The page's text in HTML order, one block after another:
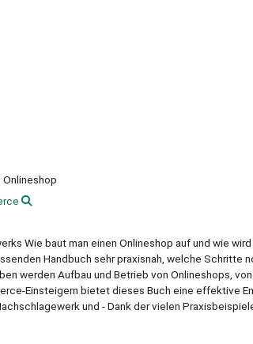
Wie baut man einen Onlineshop auf und wie
Handbuch sehr praxisnah, welche Schritte
werden Aufbau und Betrieb von Onlineshops,
Einsteigern bietet dieses Buch eine effektive
und - Dank der vielen